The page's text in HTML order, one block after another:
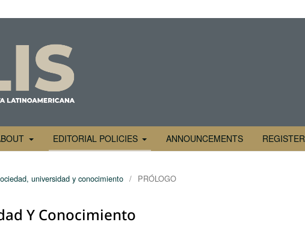
EDITORIAL POLICIES ANNOUNCEMENTS REGISTER
universidad y conocimiento / PRÓLOGO
Y Conocimiento